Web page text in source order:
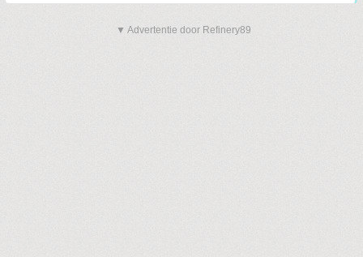
▼ Advertentie door Refinery89